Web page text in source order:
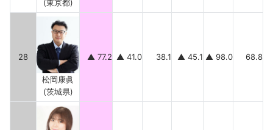
(東京都)
28
松岡康眞
(茨城県)
▲ 77.2 ▲ 41.0 38.1 ▲ 45.1 ▲ 98.0 68.8